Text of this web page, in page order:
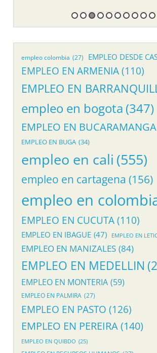
empleo colombia (27) EMPLEO DESDE
EMPLEO EN ARMENIA (110)
EMPLEO EN
empleo en bogota (347)
EMPLEO EN BUCARAMANGA
EMPLEO EN BUGA (34)
empleo en cali (555)
empleo en cartagena (156)
empleo en
EMPLEO EN CUCUTA (110)
EMPLEO EN IBAGUE (47) EMPLEO EN
EMPLEO EN MANIZALES (84)
EMPLEO EN MEDELLIN
EMPLEO EN MONTERIA (59)
EMPLEO EN PALMIRA (27)
EMPLEO EN PASTO (126)
EMPLEO EN PEREIRA(140)
EMPLEO EN QUIBDO (25)